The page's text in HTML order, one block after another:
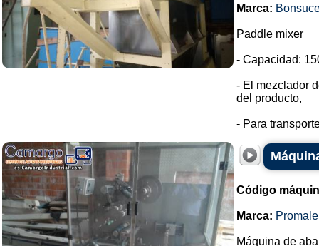
Marca:
Paddle mixer
- Capacidad:
- El mezclador
del producto,
- Para
Código
Marca:
Máquina de